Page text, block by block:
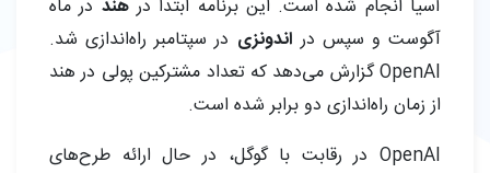
آسیا انجام شده است. این برنامه ابتدا درهند در ماه
آگوست و سپس در اندونزی در سپتامبر راه‌اندازی شد.
OpenAI گزارش می‌دهد که تعداد مشترکین پولی در هند
از زمان راه‌اندازی دو برابر شده است.
OpenAI در رقابت با گوگل، در حال ارائه طرح‌های